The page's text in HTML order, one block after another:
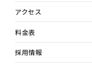
アクセス
料金表
採用情報